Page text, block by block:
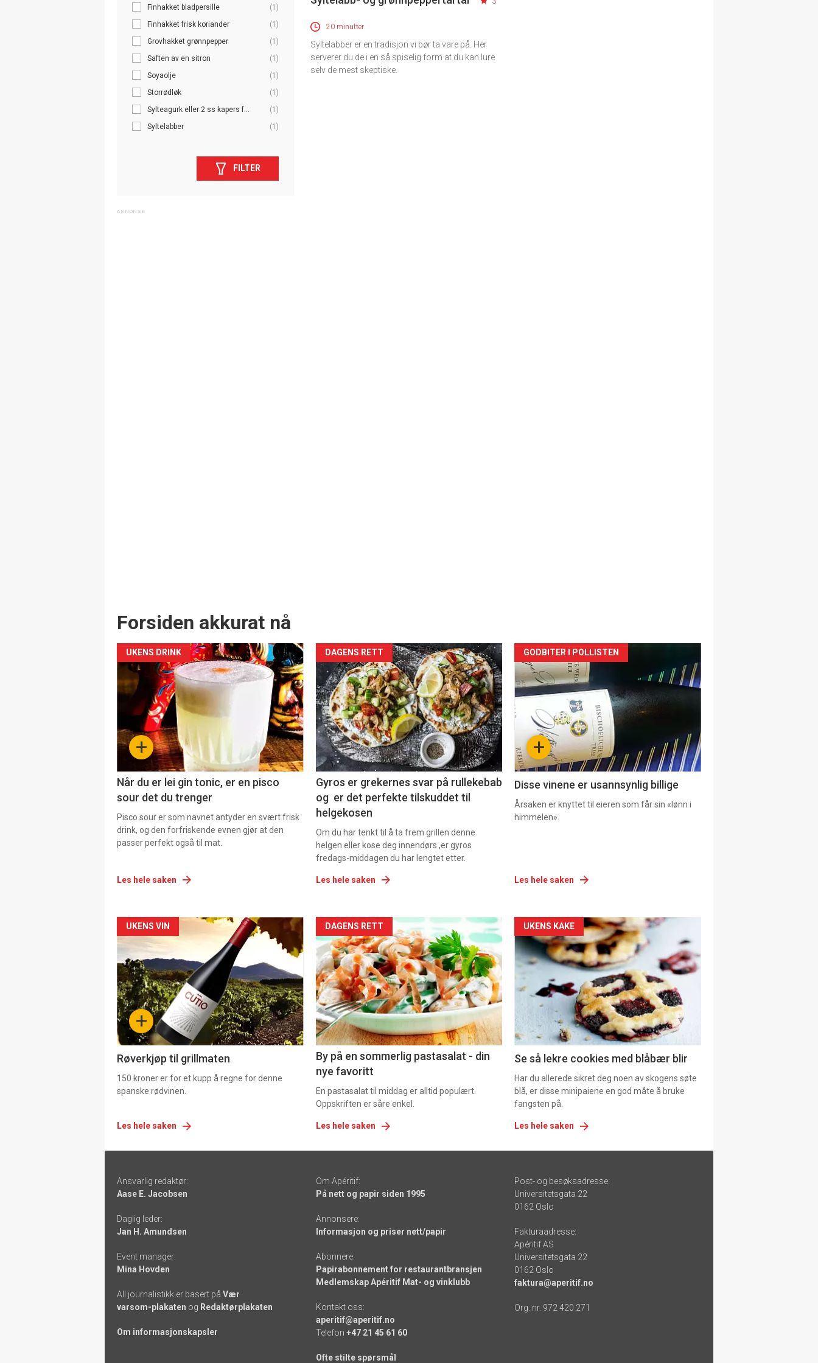
Finhakket bladpersille
(1)
Finhakket frisk koriander
(1)
Grovhakket grønnpepper
(1)
Saften av en sitron
(1)
Soyaolje
(1)
Storrødløk
(1)
Sylteagurk eller 2 ss kapers f...
(1)
Syltelabber
(1)
FILTER
20 minutter
Syltelabber er en tradisjon vi bør ta vare på. Her
serverer du de i en så spiselig form at du kan lure
selv de mest skeptiske.
Forsiden akkurat nå
+
UKENS DRINK
Når du er lei gin tonic, er en pisco
sour det du trenger
Pisco sour er som navnet antyder en svært frisk
drink, og den forfriskende evnen gjør at den
passer perfekt også til mat.
Les hele saken
Forsiden
akkurat
nå
-
2
DAGENS RETT
Gyros er grekernes svar på rullekebab
og er det perfekte tilskuddet til
helgekosen
Om du har tenkt til å ta frem grillen denne
helgen eller kose deg innendørs ,er gyros
fredags-middagen du har lengtet etter.
Les hele saken
Forsiden
akkurat
nå
3 +
GODBITER I POLLISTEN
Disse vinene er usannsynlig billige
Årsaken er knyttet til eieren som får sin «lønn i
himmelen».
Les hele saken
Forsiden
akkurat
nå
-
4 +
UKENS VIN
Røverkjøp til grillmaten
150 kroner er for et kupp å regne for denne
spanske rødvinen.
Les hele saken
Forsiden
akkurat
nå
-
5
DAGENS RETT
By på en sommerlig pastasalat - din
nye favoritt
En pastasalat til middag er alltid populært.
Oppskriften er såre enkel.
Les hele saken
Forsiden
akkurat
nå
6
UKENS KAKE
Se så lekre cookies med blåbær blir
Har du allerede sikret deg noen av skogens søte
blå, er disse minipaiene en god måte å bruke
fangsten på.
Les hele saken
-
links
Ansvarlig redaktør:
Aase E. Jacobsen
Daglig leder:
Jan H. Amundsen
Event manager:
Mina Hovden
All journalistikk er basert på Vær
varsom-plakaten og Redaktørplakaten
Om informasjonskapsler
Om Apéritif:
På nett og papir siden 1995
Annonsere:
Informasjon og priser nett/papir
Abonnere:
Papirabonnement for restaurantbransjen
Medlemskap Apéritif Mat- og vinklubb
Kontakt oss:
aperitif@aperitif.no
Telefon +47 21 45 61 60
Ofte stilte spørsmål
Post- og besøksadresse:
Universitetsgata 22
0162 Oslo
Fakturaadresse:
Apéritif AS
Universitetsgata 22
0162 Oslo
faktura@aperitif.no
Org. nr. 972 420 271